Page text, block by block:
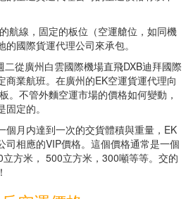
航線，固定的板位（空運艙位，如同機
國際貨運代理公司來承包。
從廣州白雲國際機場直飛DXB迪拜國際
商業航班。在廣州的EK空運貨運代理向
。不管外麵空運市場的價格如何變動，
定的。
個月内達到一次的交貨體積與重量，EK
司相應的VIP價格。這個價格通常是一個
方米， 500立方米，300噸等等。交的